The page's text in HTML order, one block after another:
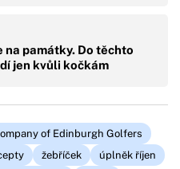
na památky. Do těchto
jen kvůli kočkám
of Edinburgh Golfers
žebříček
úplněk říjen